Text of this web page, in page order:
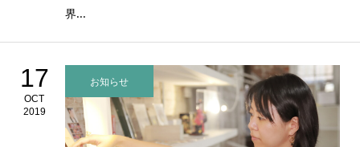
界...
17
OCT
2019
お知らせ